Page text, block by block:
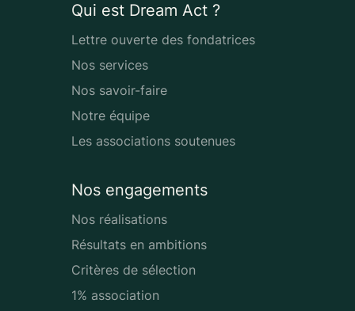
Qui est Dream Act ?
Lettre ouverte des fondatrices
Nos services
Nos savoir-faire
Notre équipe
Les associations soutenues
Nos engagements
Nos réalisations
Résultats en ambitions
Critères de sélection
1% association